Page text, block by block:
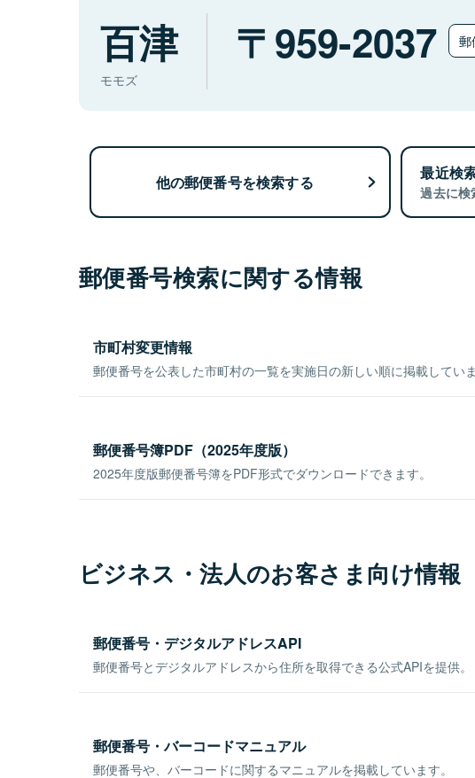
百津
モモズ
959-2037 郵
他の郵便番号を検索する 最近検
過去に検
郵便番号検索に関する情報
市町村変更情報
郵便番号を公表した市町村の一覧を実施日の新しい順に掲載していま
郵便番号簿PDF（2025年度版）
2025年度版郵便番号簿をPDF形式でダウンロードできます。
ビジネス・法人のお客さま向け情報
郵便番号・デジタルアドレスAPI
郵便番号とデジタルアドレスから住所を取得できる公式APIを提供。
郵便番号・バーコードマニュアル
郵便番号や、バーコードに関するマニュアルを掲載しています。